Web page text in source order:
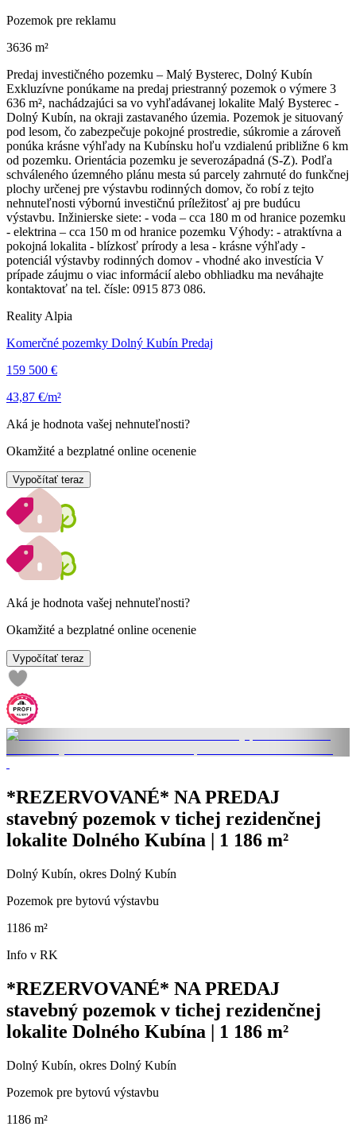
Pozemok pre reklamu
3636 m²
Predaj investičného pozemku – Malý Bysterec, Dolný Kubín
Exkluzívne ponúkame na predaj priestranný pozemok o výmere 3
636 m², nachádzajúci sa vo vyhľadávanej lokalite Malý Bysterec -
Dolný Kubín, na okraji zastavaného územia. Pozemok je situovaný
pod lesom, čo zabezpečuje pokojné prostredie, súkromie a zároveň
ponúka krásne výhľady na Kubínsku hoľu vzdialenú približne 6 km
od pozemku. Orientácia pozemku je severozápadná (S-Z). Podľa
schváleného územného plánu mesta sú parcely zahrnuté do funkčnej
plochy určenej pre výstavbu rodinných domov, čo robí z tejto
nehnuteľnosti výbornú investičnú príležitosť aj pre budúcu
výstavbu. Inžinierske siete: - voda – cca 180 m od hranice pozemku
- elektrina – cca 150 m od hranice pozemku Výhody: - atraktívna a
pokojná lokalita - blízkosť prírody a lesa - krásne výhľady -
potenciál výstavby rodinných domov - vhodné ako investícia V
prípade záujmu o viac informácií alebo obhliadku ma neváhajte
kontaktovať na tel. čísle: 0915 873 086.
Reality Alpia
Komerčné pozemky Dolný Kubín Predaj
159 500 €
43,87 €/m²
Aká je hodnota vašej nehnuteľnosti?
Okamžité a bezplatné online ocenenie
Vypočítať teraz
Aká je hodnota vašej nehnuteľnosti?
Okamžité a bezplatné online ocenenie
Vypočítať teraz
*REZERVOVANÉ* NA PREDAJ
stavebný pozemok v tichej rezidenčnej
lokalite Dolného Kubína | 1 186 m²
Dolný Kubín, okres Dolný Kubín
Pozemok pre bytovú výstavbu
1186 m²
Info v RK
*REZERVOVANÉ* NA PREDAJ
stavebný pozemok v tichej rezidenčnej
lokalite Dolného Kubína | 1 186 m²
Dolný Kubín, okres Dolný Kubín
Pozemok pre bytovú výstavbu
1186 m²